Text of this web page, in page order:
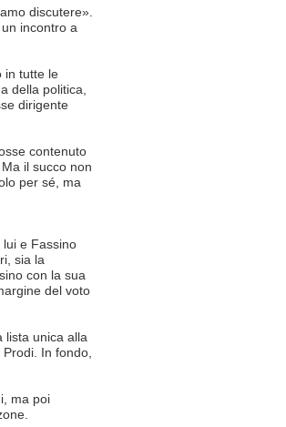
discutere».
incontro a
in tutte le
della politica,
dirigente
contenuto
il succo non
per sé, ma
e Fassino
sia la
con la sua
del voto
lista unica alla
In fondo,
ma poi